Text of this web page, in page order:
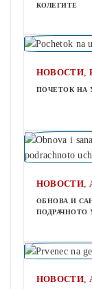
КОЛЕГИТЕ
НОВОСТИ,
ПОЧЕТОК НА
НОВОСТИ,
ОБНОВА И
ПОДРАЧНОТО
НОВОСТИ,